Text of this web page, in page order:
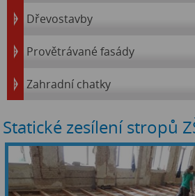
Dřevostavby
Provětrávané fasády
Zahradní chatky
Statické zesílení stropů